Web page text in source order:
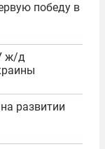
победу в
ж/д
развитии